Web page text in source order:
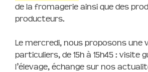
de la fromagerie ainsi que des
producteurs.
Le mercredi, nous proposons une
particuliers, de 15h à 15h45 : visite
l’élevage, échange sur nos